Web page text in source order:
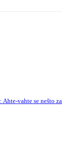
vahte se nešto